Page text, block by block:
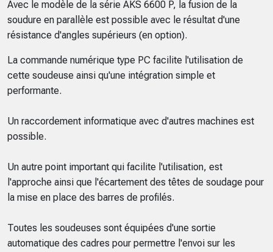
Avec le modèle de la série AKS 6600 P, la fusion de la
soudure en parallèle est possible avec le résultat d'une
résistance d'angles supérieurs (en option).
La commande numérique type PC facilite l'utilisation de
cette soudeuse ainsi qu'une intégration simple et
performante.
Un raccordement informatique avec d'autres machines est
possible.
Un autre point important qui facilite l'utilisation, est
l'approche ainsi que l'écartement des têtes de soudage pour
la mise en place des barres de profilés.
Toutes les soudeuses sont équipées d'une sortie
automatique des cadres pour permettre l'envoi sur les